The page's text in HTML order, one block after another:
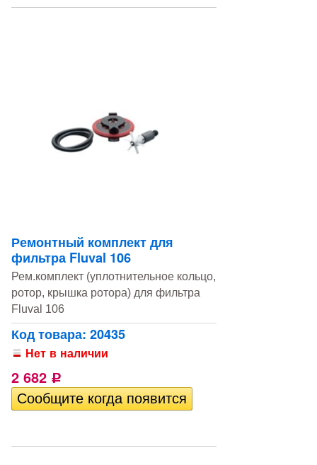
Ремонтный комплект для
фильтра Fluval 106
Рем.комплект (уплотнительное кольцо,
ротор, крышка ротора) для фильтра
Fluval 106
Код товара: 20435
Нет в наличии
2 682 Р